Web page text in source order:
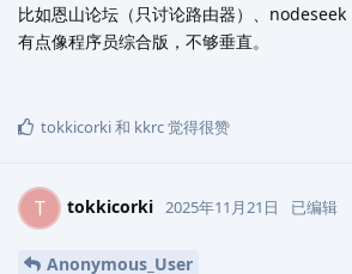
比如恩山论坛（只讨论路由器）、nodeseek
有点像程序员综合版，不够垂直。
tokkicorki和 kkrc觉得很赞
T tokkicorki 2025年11月21日 已编辑
Anonymous_User